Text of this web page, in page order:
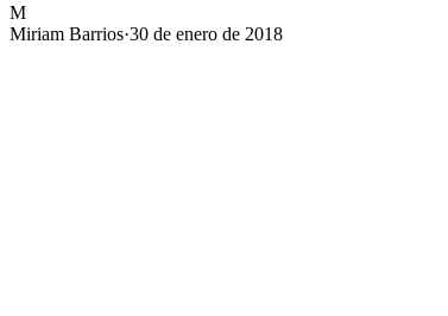
M
Miriam Barrios·30 de enero de 2018